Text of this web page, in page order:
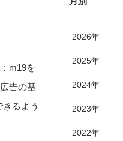
m19を
告の基
るよう
2026年
2025年
2024年
2023年
2022年